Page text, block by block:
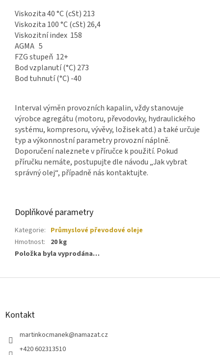
Viskozita 40 °C (cSt) 213
Viskozita 100 °C (cSt) 26,4
Viskozitní index 158
AGMA 5
FZG stupeň 12+
Bod vzplanutí (°C) 273
Bod tuhnutí (°C) -40
Interval výměn provozních kapalin, vždy stanovuje
výrobce agregátu (motoru, převodovky, hydraulického
systému, kompresoru, vývěvy, ložisek atd.) a také určuje
typ a výkonnostní parametry provozní náplně.
Doporučení naleznete v příručce k použití. Pokud
příručku nemáte, postupujte dle návodu „Jak vybrat
správný olej“, případně nás kontaktujte.
Doplňkové parametry
Kategorie: Průmyslové převodové oleje
Hmotnost:
20 kg
Položka byla vyprodána…
Z
Kontakt
martinkocmanek@namazat.cz
+420 602313510